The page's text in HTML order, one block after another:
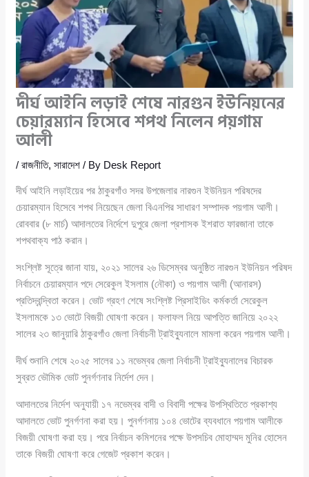
দীর্ঘ আইনি লড়াই শেষে নারগুন ইউনিয়নের
চেয়ারম্যান হিসেবে শপথ নিলেন পয়গাম
আলী
/রাজনীতি,সারাদেশ / By Desk Report
দীর্ঘ আইনি লড়াইয়ের পর ঠাকুরগাঁও সদর উপজেলার নারগুন ইউনিয়ন পরিষদের
চেয়ারম্যান হিসেবে শপথ নিয়েছেন জেলা বিএনপির সাধারণ সম্পাদক পয়গাম আলী।
রোববার (৮ মার্চ) আদালতের নির্দেশে দুপুরে জেলা প্রশাসক ইশরাত ফারজানা তাকে
শপথবাক্য পাঠ করান।
সংশ্লিষ্ট সূত্রে জানা যায়, ২০২১ সালের ২৬ ডিসেম্বর অনুষ্ঠিত নারগুন ইউনিয়ন পরিষদ
নির্বাচনে চেয়ারম্যান পদে সেরেকুল ইসলাম (নৌকা) ও পয়গাম আলী (আনারস)
প্রতিদ্বন্দ্বিতা করেন। ভোট গ্রহণ শেষে সংশ্লিষ্ট প্রিসাইডিং কর্মকর্তা সেরেকুল
ইসলামকে ১৩ ভোটে বিজয়ী ঘোষণা করেন। ফলাফল নিয়ে আপত্তি জানিয়ে ২০২২
সালের ২৩ জানুয়ারি ঠাকুরগাঁও জেলা নির্বাচনী ট্রাইব্যুনালে মামলা করেন পয়গাম আলী।
দীর্ঘ শুনানি শেষে ২০২৫ সালের ১১ নভেম্বর জেলা নির্বাচনী ট্রাইব্যুনালের বিচারক
সুব্রত ভৌমিক ভোট পুনর্গণনার নির্দেশ দেন।
আদালতের নির্দেশ অনুযায়ী ১৭ নভেম্বর বাদী ও বিবাদী পক্ষের উপস্থিতিতে প্রকাশ্য
আদালতে ভোট পুনর্গণনা করা হয়। পুনর্গণনায় ১০৪ ভোটের ব্যবধানে পয়গাম আলীকে
বিজয়ী ঘোষণা করা হয়। পরে নির্বাচন কমিশনের পক্ষে উপসচিব মোহাম্মদ মুনির হোসেন
তাকে বিজয়ী ঘোষণা করে গেজেট প্রকাশ করেন।